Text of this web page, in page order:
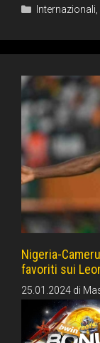
Categorie
Internazionali
Nigeria-
favoriti sui
25.01.2024 di